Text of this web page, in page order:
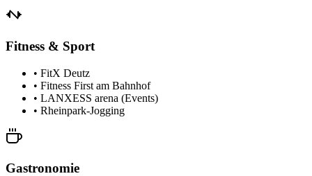
Fitness & Sport
• FitX Deutz
• Fitness First am Bahnhof
• LANXESS arena (Events)
• Rheinpark-Jogging
Gastronomie